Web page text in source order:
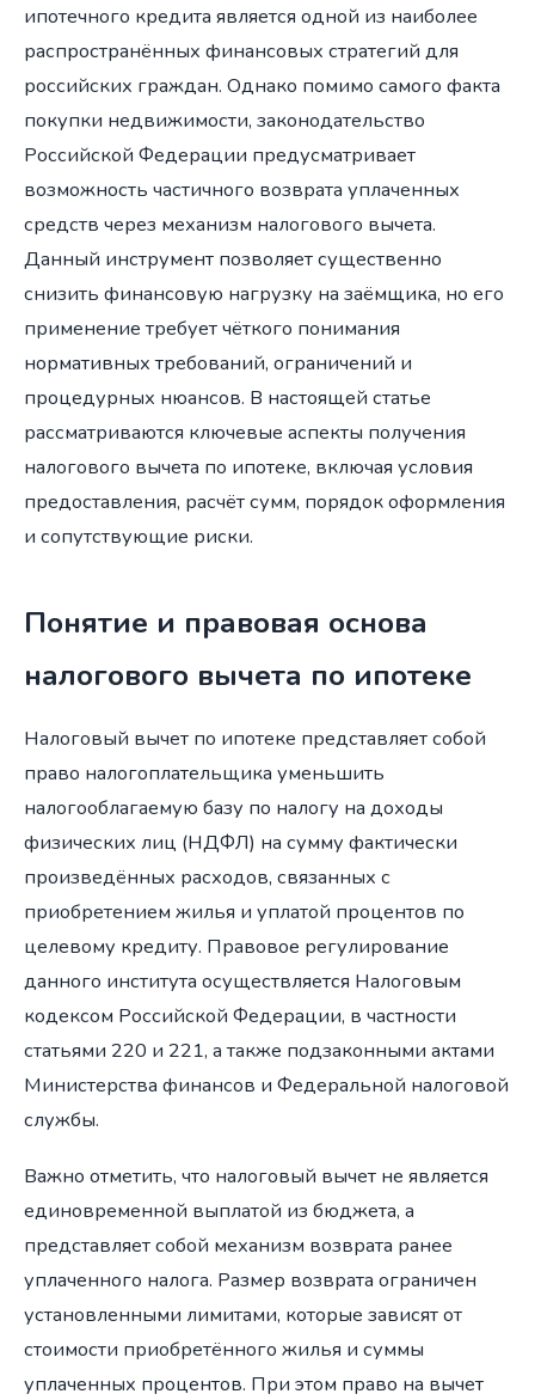
ипотечного кредита является одной из наиболее
распространённых финансовых стратегий для
российских граждан. Однако помимо самого факта
покупки недвижимости, законодательство
Российской Федерации предусматривает
возможность частичного возврата уплаченных
средств через механизм налогового вычета.
Данный инструмент позволяет существенно
снизить финансовую нагрузку на заёмщика, но его
применение требует чёткого понимания
нормативных требований, ограничений и
процедурных нюансов. В настоящей статье
рассматриваются ключевые аспекты получения
налогового вычета по ипотеке, включая условия
предоставления, расчёт сумм, порядок оформления
и сопутствующие риски.
Понятие и правовая основа
налогового вычета по ипотеке
Налоговый вычет по ипотеке представляет собой
право налогоплательщика уменьшить
налогооблагаемую базу по налогу на доходы
физических лиц (НДФЛ) на сумму фактически
произведённых расходов, связанных с
приобретением жилья и уплатой процентов по
целевому кредиту. Правовое регулирование
данного института осуществляется Налоговым
кодексом Российской Федерации, в частности
статьями 220 и 221, а также подзаконными актами
Министерства финансов и Федеральной налоговой
службы.
Важно отметить, что налоговый вычет не является
единовременной выплатой из бюджета, а
представляет собой механизм возврата ранее
уплаченного налога. Размер возврата ограничен
установленными лимитами, которые зависят от
стоимости приобретённого жилья и суммы
уплаченных процентов. При этом право на вычет